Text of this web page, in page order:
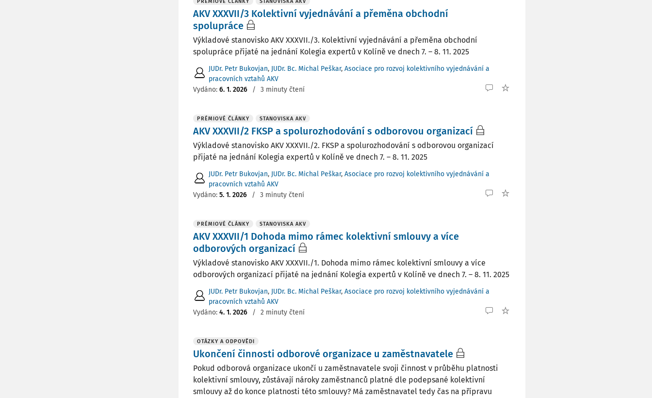
AKV XXXVII/3 Kolektivní vyjednávání a přeměna obchodní
spolupráce
Výkladové stanovisko AKV XXXVII./3. Kolektivní vyjednávání a přeměna obchodní
spolupráce přijaté na jednání Kolegia expertů v Kolíně ve dnech 7. – 8. 11. 2025
JUDr. Petr Bukovjan, JUDr. Bc. Michal Peškar, Asociace pro rozvoj kolektivního vyjednávání a
pracovních vztahů AKV
Vydáno: 6. 1. 2026 / 3 minuty čtení
PRÉMIOVÉ ČLÁNKY STANOVISKA AKV
AKV XXXVII/2 FKSP a spolurozhodování s odborovou organizací
Výkladové stanovisko AKV XXXVII./2. FKSP a spolurozhodování s odborovou organizací
přijaté na jednání Kolegia expertů v Kolíně ve dnech 7. – 8. 11. 2025
JUDr. Petr Bukovjan, JUDr. Bc. Michal Peškar, Asociace pro rozvoj kolektivního vyjednávání a
pracovních vztahů AKV
Vydáno: 5. 1. 2026 / 3 minuty čtení
PRÉMIOVÉ ČLÁNKY STANOVISKA AKV
AKV XXXVII/1 Dohoda mimo rámec kolektivní smlouvy a více
odborových organizací
Výkladové stanovisko AKV XXXVII./1. Dohoda mimo rámec kolektivní smlouvy a více
odborových organizací přijaté na jednání Kolegia expertů v Kolíně ve dnech 7. – 8. 11. 2025
JUDr. Petr Bukovjan, JUDr. Bc. Michal Peškar, Asociace pro rozvoj kolektivního vyjednávání a
pracovních vztahů AKV
Vydáno: 4. 1. 2026 / 2 minuty čtení
OTÁZKY A ODPOVĚDI
Ukončení činnosti odborové organizace u zaměstnavatele
Pokud odborová organizace ukončí u zaměstnavatele svoji činnost v průběhu platnosti
kolektivní smlouvy, zůstávají nároky zaměstnanců platné dle podepsané kolektivní
smlouvy až do konce platnosti této smlouvy? Má zaměstnavatel tedy čas na přípravu